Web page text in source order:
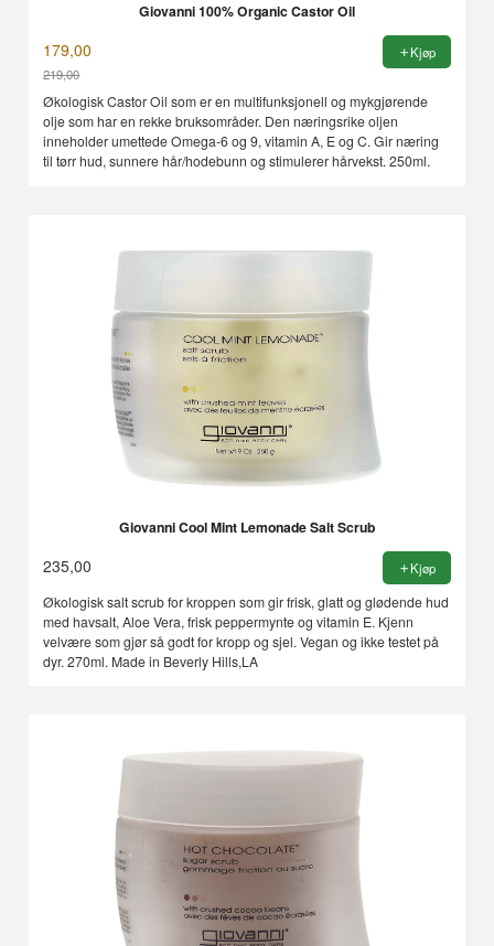
Giovanni 100% Organic Castor Oil
179,00
219,00
Rabatt
Kjøp
Økologisk Castor Oil som er en multifunksjonell og mykgjørende
olje som har en rekke bruksområder. Den næringsrike oljen
inneholder umettede Omega-6 og 9, vitamin A, E og C. Gir næring
til tørr hud, sunnere hår/hodebunn og stimulerer hårvekst. 250ml.
Giovanni Cool Mint Lemonade Salt Scrub
235,00 Kjøp
Økologisk salt scrub for kroppen som gir frisk, glatt og glødende hud
med havsalt, Aloe Vera, frisk peppermynte og vitamin E. Kjenn
velvære som gjør så godt for kropp og sjel. Vegan og ikke testet på
dyr. 270ml. Made in Beverly Hills,LA